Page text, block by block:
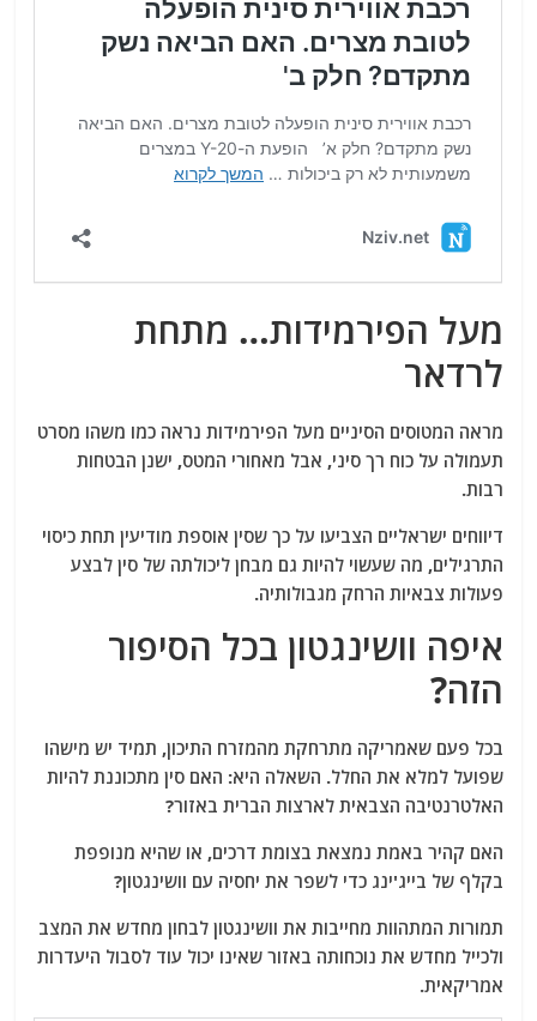
מעל הפירמידות… מתחת
לרדאר
מראה המטוסים הסיניים מעל הפירמידות נראה כמו משהו מסרט
תעמולה על כוח רך סיני, אבל מאחורי המטס, ישנן הבטחות
רבות.
דיווחים ישראליים הצביעו על כך שסין אוספת מודיעין תחת כיסוי
התרגילים, מה שעשוי להיות גם מבחן ליכולתה של סין לבצע
פעולות צבאיות הרחק מגבולותיה.
איפה וושינגטון בכל הסיפור
הזה?
בכל פעם שאמריקה מתרחקת מהמזרח התיכון, תמיד יש מישהו
שפועל למלא את החלל. השאלה היא: האם סין מתכוננת להיות
האלטרנטיבה הצבאית לארצות הברית באזור?
האם קהיר באמת נמצאת בצומת דרכים, או שהיא מנופפת
בקלף של בייג'ינג כדי לשפר את יחסיה עם וושינגטון?
תמורות המתהוות מחייבות את וושינגטון לבחון מחדש את המצב
ולכייל מחדש את נוכחותה באזור שאינו יכול עוד לסבול היעדרות
אמריקאית.